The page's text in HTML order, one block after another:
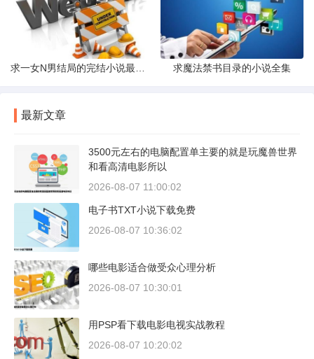
求魔法禁书目录的小说全集
最新文章
3500元左右的电脑配置单主要的就是玩魔兽世界
和看高清电影所以
2026-08-07 11:00:02
电子书TXT小说下载免费
2026-08-07 10:36:02
哪些电影适合做受众心理分析
2026-08-07 10:30:01
用PSP看下载电影电视实战教程
2026-08-07 10:20:02